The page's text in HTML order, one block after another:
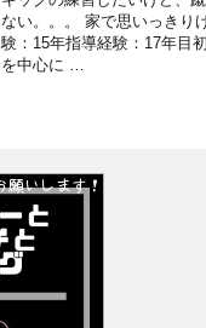
ない。。。 家で思いっきり
験：15年指導経験：17年目
を中心に …